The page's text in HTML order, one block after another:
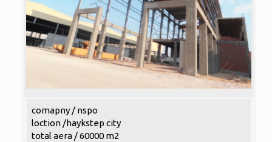
comapny / nspo
loction /haykstep city
total aera / 60000 m2